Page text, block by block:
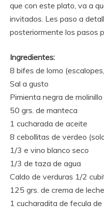
que con este plato, va a
invitados. Les paso a
posteriormente los pasos
Ingredientes:
8 bifes de lomo
Sal a gusto
Pimienta negra de molinillo
50 grs. de manteca
1 cucharada de aceite
8 cebollitas de verdeo
1/3 e vino blanco seco
1/3 de taza de agua
Caldo de verduras 1/2
125 grs. de crema de leche
1 cucharadita de fecula